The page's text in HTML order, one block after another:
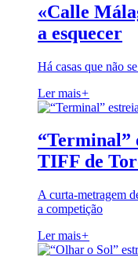
«Calle
a esquecer
Há casas que não
Ler mais+
“Terminal”
TIFF de
A curta-metragem
a competição
Ler mais+